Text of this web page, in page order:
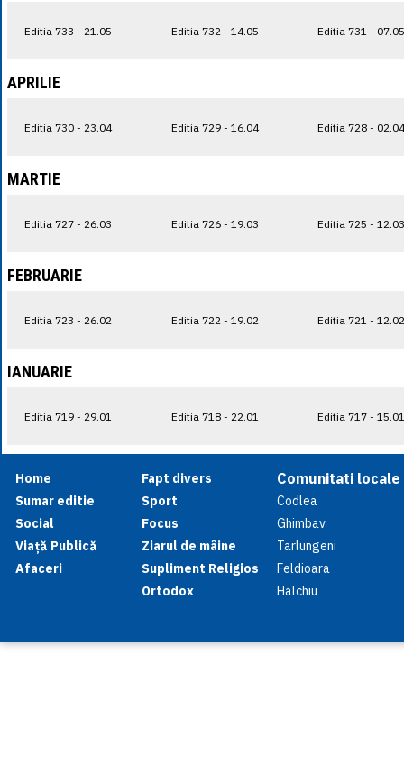
Editia 733 - 21.05 Editia 732 - 14.05 Editia 731 -
APRILIE
Editia 730 - 23.04 Editia 729 - 16.04 Editia 728 -
MARTIE
Editia 727 - 26.03 Editia 726 - 19.03 Editia 725 -
FEBRUARIE
Editia 723 - 26.02 Editia 722 - 19.02 Editia 721 -
IANUARIE
Editia 719 - 29.01 Editia 718 - 22.01 Editia 717 -
Home
Sumar editie
Social
Viață Publică
Afaceri
Fapt divers
Sport
Focus
Ziarul de mâine
Supliment Religios
Ortodox
Comunitati locale
Codlea
Ghimbav
Tarlungeni
Feldioara
Halchiu